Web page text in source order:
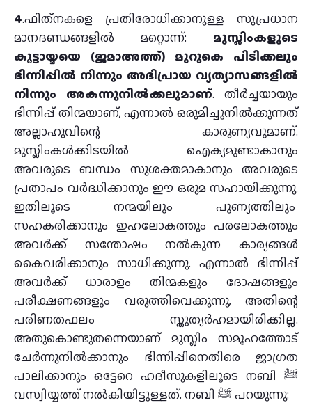
4.ഫിത്‌നകളെ പ്രതിരോധിക്കാനുള്ള സുപ്രധാന
മാനദണ്ഡങ്ങളിൽ മറ്റൊന്ന്: മുസ്ലിംകളുടെ
കൂട്ടായ്മയെ (ജമാഅത്ത്) മുറുകെ പിടിക്കലും
ഭിന്നിപ്പിൽ നിന്നും അഭിപ്രായ വ്യത്യാസങ്ങളിൽ
നിന്നും അകന്നുനിൽക്കലുമാണ്. തീർച്ചയായും
ഭിന്നിപ്പ് തിന്മയാണ്, എന്നാൽ ഒരുമിച്ചുനിൽക്കുന്നത്
അല്ലാഹുവിന്റെ കാരുണ്യവുമാണ്.
മുസ്ലിംകൾക്കിടയിൽ ഐക്യമുണ്ടാകാനും
അവരുടെ ബന്ധം സുശക്തമാകാനും അവരുടെ
പ്രതാപം വർദ്ധിക്കാനും ഈ ഒരുമ സഹായിക്കുന്നു.
ഇതിലൂടെ നന്മയിലും പുണ്യത്തിലും
സഹകരിക്കാനും ഇഹലോകത്തും പരലോകത്തും
അവർക്ക് സന്തോഷം നൽകുന്ന കാര്യങ്ങൾ
കൈവരിക്കാനും സാധിക്കുന്നു. എന്നാൽ ഭിന്നിപ്പ്
അവർക്ക് ധാരാളം തിന്മകളും ദോഷങ്ങളും
പരീക്ഷണങ്ങളും വരുത്തിവെക്കുന്നു, അതിന്റെ
പരിണതഫലം സ്തുത്യർഹമായിരിക്കില്ല.
അതുകൊണ്ടുതന്നെയാണ് മുസ്ലിം സമൂഹത്തോട്
ചേർന്നുനിൽക്കാനും ഭിന്നിപ്പിനെതിരെ ജാഗ്രത
പാലിക്കാനും ഒട്ടേറെ ഹദീസുകളിലൂടെ നബി ﷺ
വസ്വിയ്യത്ത് നൽകിയിട്ടുള്ളത്. നബി ﷺ പറയുന്നു: